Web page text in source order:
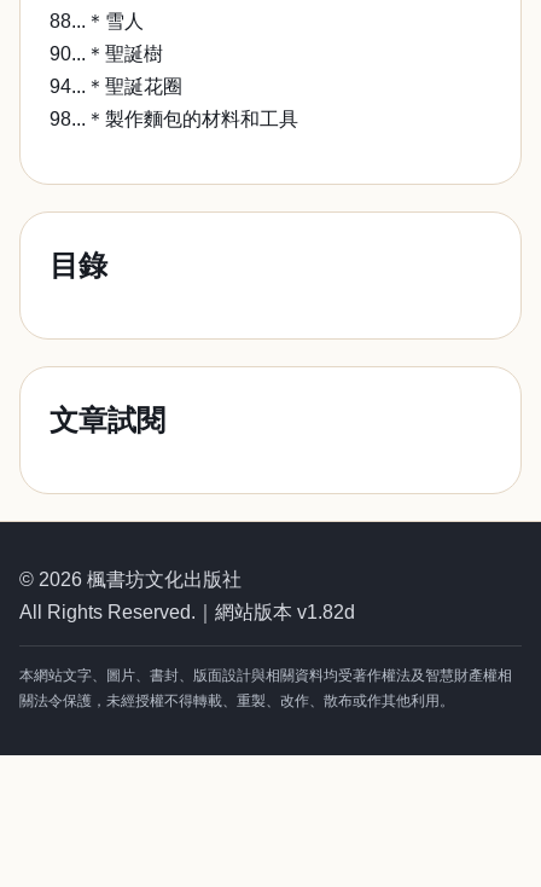
88...＊雪人
90...＊聖誕樹
94...＊聖誕花圈
98...＊製作麵包的材料和工具
目錄
文章試閱
© 2026 楓書坊文化出版社
All Rights Reserved.｜網站版本 v1.82d
本網站文字、圖片、書封、版面設計與相關資料均受著作權法及智慧財產權相
關法令保護，未經授權不得轉載、重製、改作、散布或作其他利用。